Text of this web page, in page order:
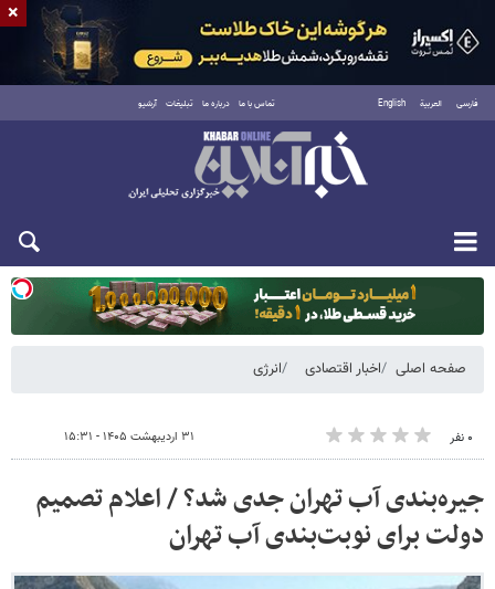
فارسی العربية English تماس با ما درباره ما تبلیغات آرشیو
یکشنبه ۱۸ مرداد ۱۴۰۵
صفحه اصلی اخبار اقتصادی انرژی
۰ نفر ۳۱ اردیبهشت ۱۴۰۵ - ۱۵:۳۱
جیره‌بندی آب تهران جدی شد؟ / اعلام تصمیم
دولت برای نوبت‌بندی آب تهران
×